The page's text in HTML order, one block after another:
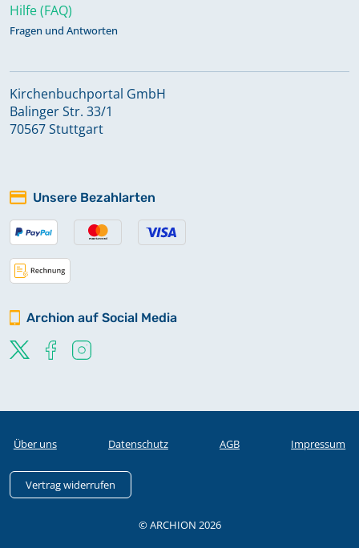
Hilfe (FAQ)
Fragen und Antworten
Kirchenbuchportal GmbH
Balinger Str. 33/1
70567 Stuttgart
Unsere Bezahlarten
Archion auf Social Media
Über uns Datenschutz AGB Impressum
Vertrag widerrufen
© ARCHION 2026